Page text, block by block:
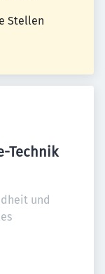
Stellen
Technik
und